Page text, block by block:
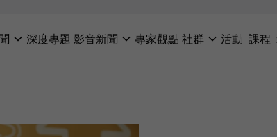
深度專題 影音新聞 專家觀點社群 活動 課程